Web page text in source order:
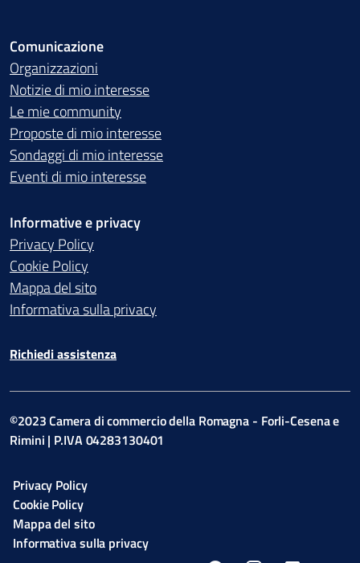
Comunicazione
Organizzazioni
Notizie di mio interesse
Le mie community
Proposte di mio interesse
Sondaggi di mio interesse
Eventi di mio interesse
Informative e privacy
Privacy Policy
Cookie Policy
Mappa del sito
Informativa sulla privacy
Richiedi assistenza
©2023 Camera di commercio della Romagna - Forli-Cesena e
Rimini | P.IVA 04283130401
Privacy Policy
Cookie Policy
Mappa del sito
Informativa sulla privacy